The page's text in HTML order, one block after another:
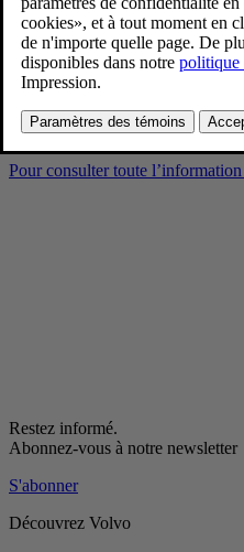
Favoris
Partager
Télécharger
Helen Hu - General Counsel
Pour consulter toute